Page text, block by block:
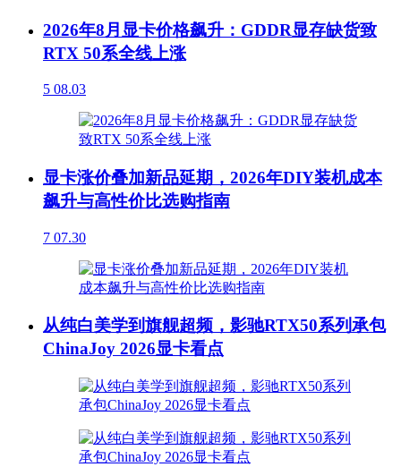
2026年8月显卡价格飙升：GDDR显存缺货致
RTX 50系全线上涨
5 08.03
显卡涨价叠加新品延期，2026年DIY装机成本
飙升与高性价比选购指南
7 07.30
从纯白美学到旗舰超频，影驰RTX50系列承包
ChinaJoy 2026显卡看点